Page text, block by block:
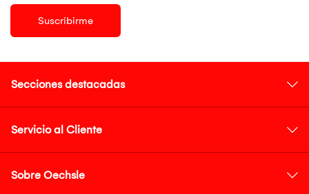
Suscribirme
Secciones destacadas
Servicio al Cliente
Sobre Oechsle